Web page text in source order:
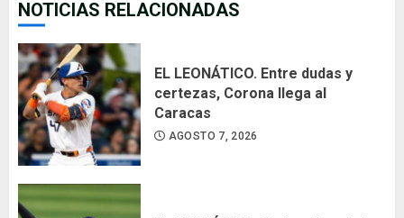
NOTICIAS RELACIONADAS
EL LEONÁTICO. Entre dudas y
certezas, Corona llega al
Caracas
AGOSTO 7, 2026